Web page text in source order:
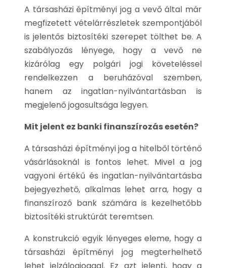
A társasházi építményi jog a vevő által már
megfizetett vételárrészletek szempontjából
is jelentős biztosítéki szerepet tölthet be. A
szabályozás lényege, hogy a vevő ne
kizárólag egy polgári jogi követeléssel
rendelkezzen a beruházóval szemben,
hanem az ingatlan-nyilvántartásban is
megjelenő jogosultsága legyen.
Mit jelent ez banki finanszírozás esetén?
A társasházi építményi jog a hitelből történő
vásárlásoknál is fontos lehet. Mivel a jog
vagyoni értékű és ingatlan-nyilvántartásba
bejegyezhető, alkalmas lehet arra, hogy a
finanszírozó bank számára is kezelhetőbb
biztosítéki struktúrát teremtsen.
A konstrukció egyik lényeges eleme, hogy a
társasházi építményi jog megterhelhető